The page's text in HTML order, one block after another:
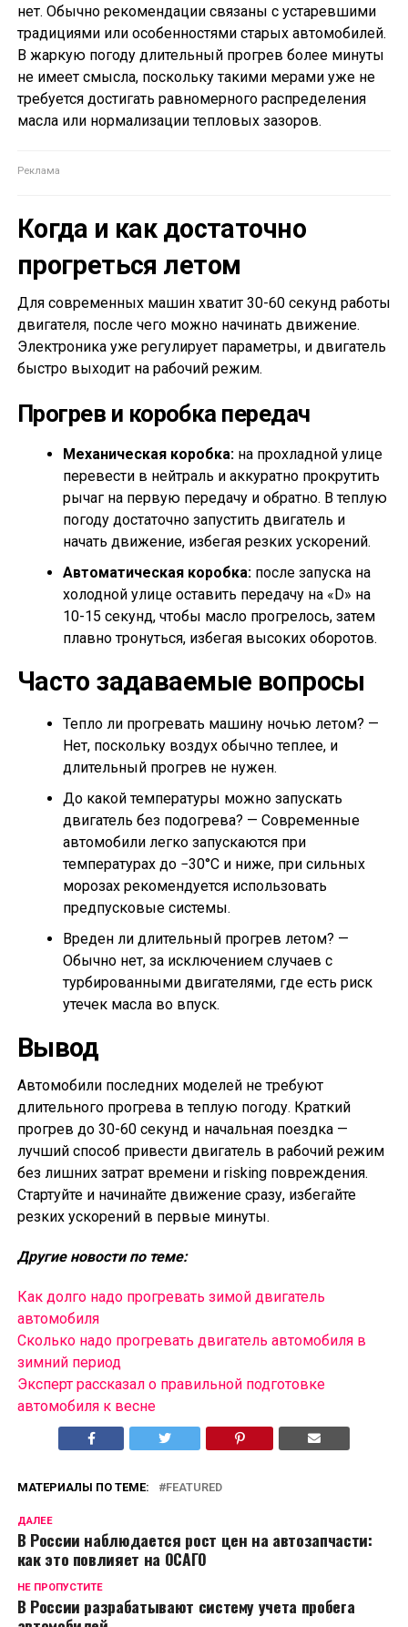
нет. Обычно рекомендации связаны с устаревшими
традициями или особенностями старых автомобилей.
В жаркую погоду длительный прогрев более минуты
не имеет смысла, поскольку такими мерами уже не
требуется достигать равномерного распределения
масла или нормализации тепловых зазоров.
Когда и как достаточно
прогреться летом
Для современных машин хватит 30-60 секунд работы
двигателя, после чего можно начинать движение.
Электроника уже регулирует параметры, и двигатель
быстро выходит на рабочий режим.
Прогрев и коробка передач
Механическая коробка:на прохладной улице
перевести в нейтраль и аккуратно прокрутить
рычаг на первую передачу и обратно. В теплую
погоду достаточно запустить двигатель и
начать движение, избегая резких ускорений.
Автоматическая коробка:после запуска на
холодной улице оставить передачу на «D» на
10-15 секунд, чтобы масло прогрелось, затем
плавно тронуться, избегая высоких оборотов.
Часто задаваемые вопросы
Тепло ли прогревать машину ночью летом? —
Нет, поскольку воздух обычно теплее, и
длительный прогрев не нужен.
До какой температуры можно запускать
двигатель без подогрева? — Современные
автомобили легко запускаются при
температурах до −30°C и ниже, при сильных
морозах рекомендуется использовать
предпусковые системы.
Вреден ли длительный прогрев летом? —
Обычно нет, за исключением случаев с
турбированными двигателями, где есть риск
утечек масла во впуск.
Вывод
Автомобили последних моделей не требуют
длительного прогрева в теплую погоду. Краткий
прогрев до 30-60 секунд и начальная поездка —
лучший способ привести двигатель в рабочий режим
без лишних затрат времени и risking повреждения.
Стартуйте и начинайте движение сразу, избегайте
резких ускорений в первые минуты.
Другие новости по теме:
Как долго надо прогревать зимой двигатель
автомобиля
Сколько надо прогревать двигатель автомобиля в
зимний период
Эксперт рассказал о правильной подготовке
автомобиля к весне
МАТЕРИАЛЫ ПО ТЕМЕ: FEATURED
ДАЛЕЕ
В России наблюдается рост цен на автозапчасти:
как это повлияет на ОСАГО
НЕ ПРОПУСТИТЕ
В России разрабатывают систему учета пробега